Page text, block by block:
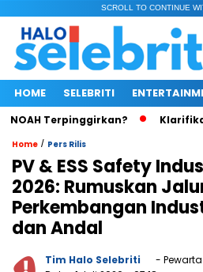
SCROLL TO CONTINUE
HOME SELEBRITI
Terpinggirkan? Klarifikasi
Home / Pers Rilis
PV & ESS Safety
2026: Rumuskan
Perkembangan
dan Andal
Tim Halo Selebriti
- Pewarta